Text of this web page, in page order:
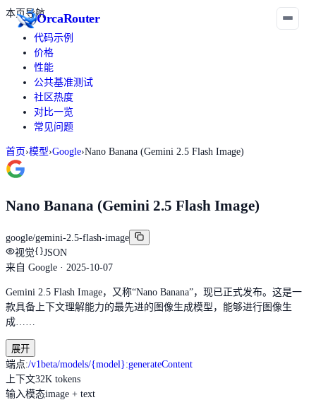
OrcaRouter
本页导航
代码示例
价格
性能
公共基准测试
社区热度
对比一览
常见问题
首页 ›模型›Google›Nano Banana (Gemini 2.5 Flash Image)
Nano Banana (Gemini 2.5 Flash Image)
google/gemini-2.5-flash-image
视觉
JSON
来自 Google · 2025-10-07
Gemini 2.5 Flash Image，又称“Nano Banana”，现已正式发布。这是一
款具备上下文理解能力的最先进的图像生成模型，能够进行图像生
成……
展开
端点:/v1beta/models/{model}:generateContent
上下文32K tokens
输入模态image + text